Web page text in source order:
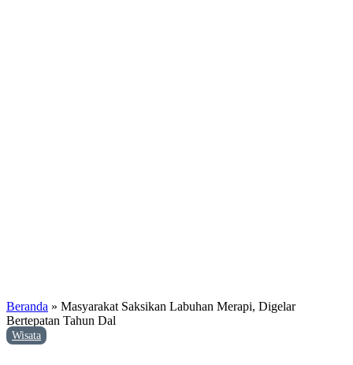
Beranda » Masyarakat Saksikan Labuhan Merapi, Digelar
Bertepatan Tahun Dal
Wisata